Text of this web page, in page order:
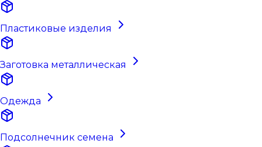
Пластиковые изделия
Заготовка металлическая
Одежда
Подсолнечник семена